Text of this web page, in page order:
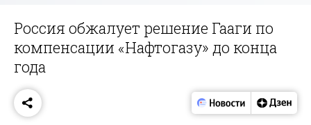
Россия обжалует решение Гааги по
компенсации «Нафтогазу» до конца
года